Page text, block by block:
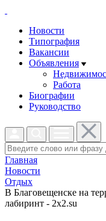
Новости
Типография
Вакансии
Объявления
Работа
Биографии
Руководство
Главная
Новости
Отдых
В Благовещенске на
лабиринт - 2x2.su